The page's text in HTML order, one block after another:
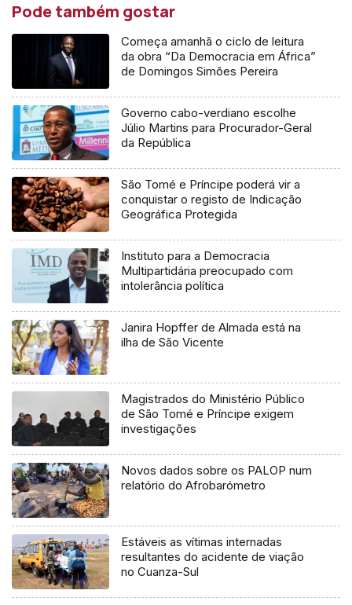
Pode também gostar
Começa amanhã o ciclo de leitura
da obra “Da Democracia em África”
de Domingos Simões Pereira
Governo cabo-verdiano escolhe
Júlio Martins para Procurador-Geral
da República
São Tomé e Príncipe poderá vir a
conquistar o registo de Indicação
Geográfica Protegida
Instituto para a Democracia
Multipartidária preocupado com
intolerância política
Janira Hopffer de Almada está na
ilha de São Vicente
Magistrados do Ministério Público
de São Tomé e Príncipe exigem
investigações
Novos dados sobre os PALOP num
relatório do Afrobarómetro
Estáveis as vítimas internadas
resultantes do acidente de viação
no Cuanza-Sul